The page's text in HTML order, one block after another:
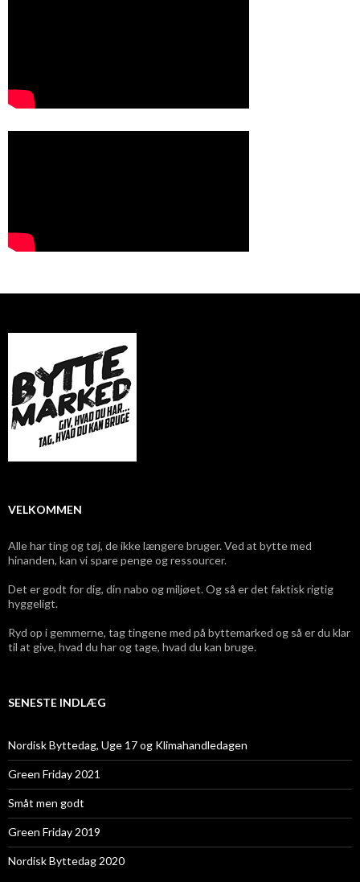
VELKOMMEN
Alle har ting og tøj, de ikke længere bruger. Ved at bytte med
hinanden, kan vi spare penge og ressourcer.
Det er godt for dig, din nabo og miljøet. Og så er det faktisk rigtig
hyggeligt.
Ryd op i gemmerne, tag tingene med på byttemarked og så er du klar
til at give, hvad du har og tage, hvad du kan bruge.
SENESTE INDLÆG
Nordisk Byttedag, Uge 17 og Klimahandledagen
Green Friday 2021
Småt men godt
Green Friday 2019
Nordisk Byttedag 2020